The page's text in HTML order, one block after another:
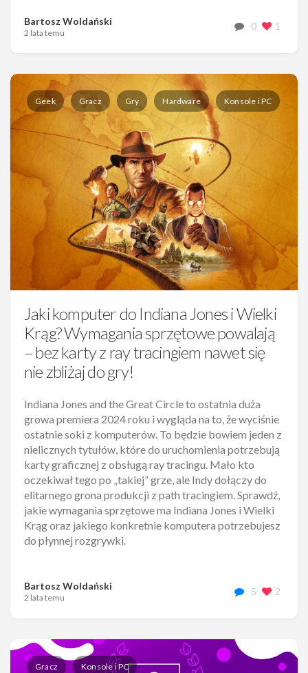
Bartosz Woldański
2 lata temu
0 1
Geek Gracz Gry Hardware Konsole i PC
Jaki komputer do Indiana Jones i Wielki
Krąg? Wymagania sprzętowe powalają
– bez karty z ray tracingiem nawet się
nie zbliżaj do gry!
Indiana Jones and the Great Circle to ostatnia duża
growa premiera 2024 roku i wygląda na to, że wyciśnie
ostatnie soki z komputerów. To będzie bowiem jeden z
nielicznych tytułów, które do uruchomienia potrzebują
karty graficznej z obsługą ray tracingu. Mało kto
oczekiwał tego po „takiej” grze, ale Indy dołączy do
elitarnego grona produkcji z path tracingiem. Sprawdź,
jakie wymagania sprzętowe ma Indiana Jones i Wielki
Krąg oraz jakiego konkretnie komputera potrzebujesz
do płynnej rozgrywki.
Bartosz Woldański
2 lata temu
5 2
Gracz Konsole i PC